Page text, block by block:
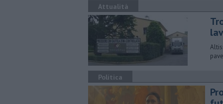
Attualità
Politica